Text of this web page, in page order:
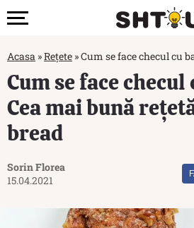
Acasa »Rețete »Cum se face checul cu
Cum se face checul
Cea mai bună
bread
Sorin Florea
15.04.2021